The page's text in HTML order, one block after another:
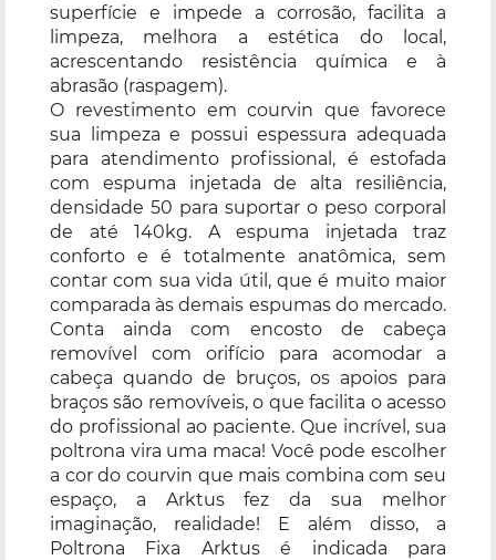
superfície e impede a corrosão, facilita a
limpeza, melhora a estética do local,
acrescentando resistência química e à
abrasão (raspagem).
O revestimento em courvin que favorece
sua limpeza e possui espessura adequada
para atendimento profissional, é estofada
com espuma injetada de alta resiliência,
densidade 50 para suportar o peso corporal
de até 140kg. A espuma injetada traz
conforto e é totalmente anatômica, sem
contar com sua vida útil, que é muito maior
comparada às demais espumas do mercado.
Conta ainda com encosto de cabeça
removível com orifício para acomodar a
cabeça quando de bruços, os apoios para
braços são removíveis, o que facilita o acesso
do profissional ao paciente. Que incrível, sua
poltrona vira uma maca! Você pode escolher
a cor do courvin que mais combina com seu
espaço, a Arktus fez da sua melhor
imaginação, realidade! E além disso, a
Poltrona Fixa Arktus é indicada para